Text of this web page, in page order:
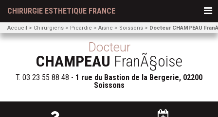
CHIRURGIE ESTHETIQUE FRANCE
Accueil Chirurgiens Picardie Aisne Soissons Docteur CHAMPEAU
Docteur
CHAMPEAU FranÃ§oise
T. 03 23 55 88 48 - 1 rue du Bastion de la Bergerie, 02200
Soissons